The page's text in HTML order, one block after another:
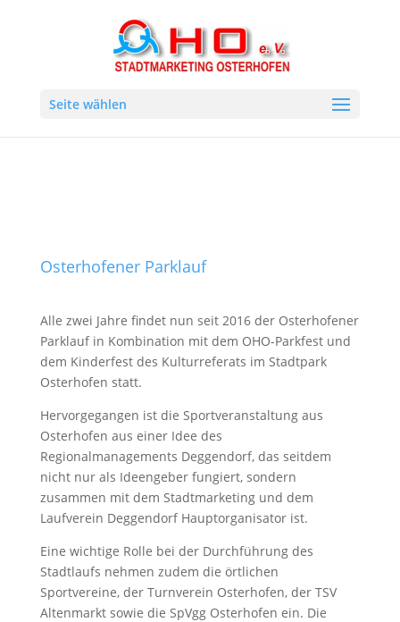
Seite wählen
Osterhofener Parklauf
Alle zwei Jahre findet nun seit 2016 der Osterhofener
Parklauf in Kombination mit dem OHO-Parkfest und
dem Kinderfest des Kulturreferats im Stadtpark
Osterhofen statt.
Hervorgegangen ist die Sportveranstaltung aus
Osterhofen aus einer Idee des
Regionalmanagements Deggendorf, das seitdem
nicht nur als Ideengeber fungiert, sondern
zusammen mit dem Stadtmarketing und dem
Laufverein Deggendorf Hauptorganisator ist.
Eine wichtige Rolle bei der Durchführung des
Stadtlaufs nehmen zudem die örtlichen
Sportvereine, der Turnverein Osterhofen, der TSV
Altenmarkt sowie die SpVgg Osterhofen ein. Die